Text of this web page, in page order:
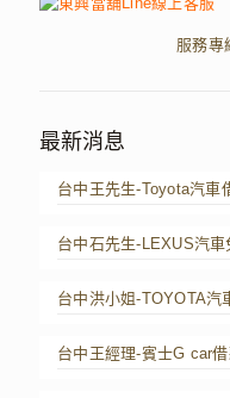
服務專
最新消息
台中王先生-Toyota汽車
台中石先生-LEXUS汽車
台中洪小姐-TOYOTA汽
台中王經理-賓士G car